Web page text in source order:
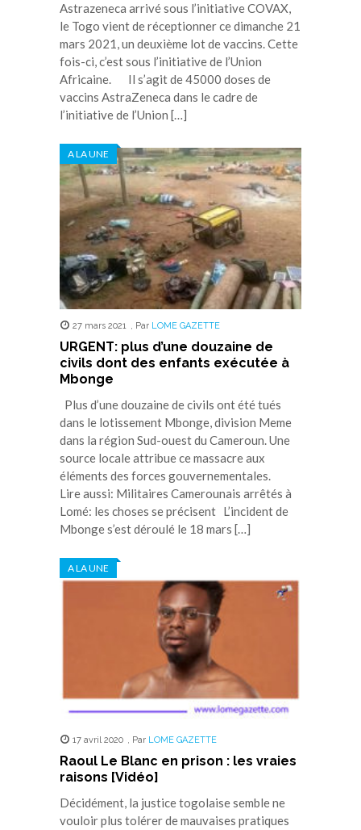
Astrazeneca arrivé sous l’initiative COVAX,
le Togo vient de réceptionner ce dimanche 21
mars 2021, un deuxième lot de vaccins. Cette
fois-ci, c’est sous l’initiative de l’Union
Africaine. Il s’agit de 45000 doses de
vaccins AstraZeneca dans le cadre de
l’initiative de l’Union […]
A LA UNE
27 mars 2021 , Par LOME GAZETTE
URGENT: plus d’une douzaine de
civils dont des enfants exécutée à
Mbonge
Plus d’une douzaine de civils ont été tués
dans le lotissement Mbonge, division Meme
dans la région Sud-ouest du Cameroun. Une
source locale attribue ce massacre aux
éléments des forces gouvernementales.
Lire aussi: Militaires Camerounais arrêtés à
Lomé: les choses se précisent L’incident de
Mbonge s’est déroulé le 18 mars […]
A LA UNE
17 avril 2020 , Par LOME GAZETTE
Raoul Le Blanc en prison : les vraies
raisons [Vidéo]
Décidément, la justice togolaise semble ne
vouloir plus tolérer de mauvaises pratiques